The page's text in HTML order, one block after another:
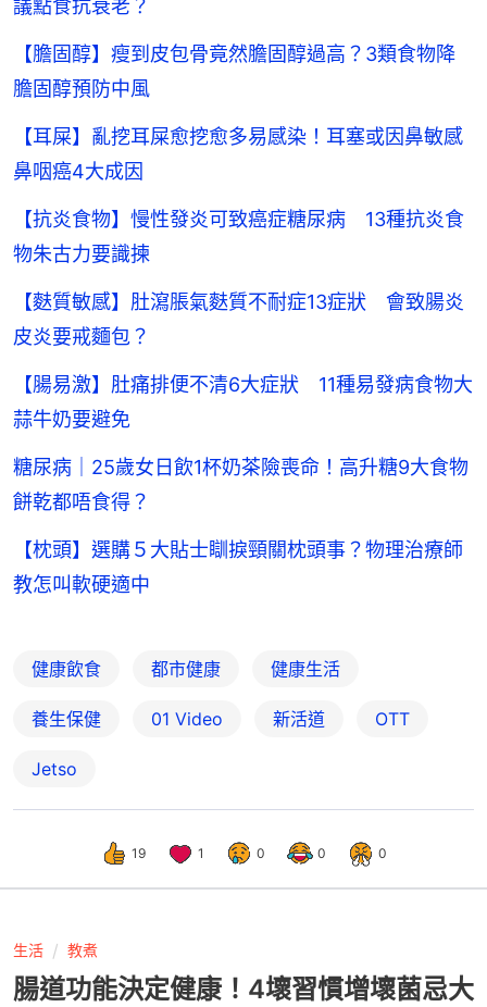
議點食抗衰老？
【膽固醇】瘦到皮包骨竟然膽固醇過高？3類食物降
膽固醇預防中風
【耳屎】亂挖耳屎愈挖愈多易感染！耳塞或因鼻敏感
鼻咽癌4大成因
【抗炎食物】慢性發炎可致癌症糖尿病 13種抗炎食
物朱古力要識揀
【麩質敏感】肚瀉脹氣麩質不耐症13症狀 會致腸炎
皮炎要戒麵包？
【腸易激】肚痛排便不清6大症狀 11種易發病食物大
蒜牛奶要避免
糖尿病｜25歲女日飲1杯奶茶險喪命！高升糖9大食物
餅乾都唔食得？
【枕頭】選購５大貼士瞓捩頸關枕頭事？物理治療師
教怎叫軟硬適中
健康飲食 都市健康 健康生活
養生保健 01 Video 新活道 OTT
Jetso
19 1 0 0 0
生活 教煮
腸道功能決定健康！4壞習慣增壞菌忌大